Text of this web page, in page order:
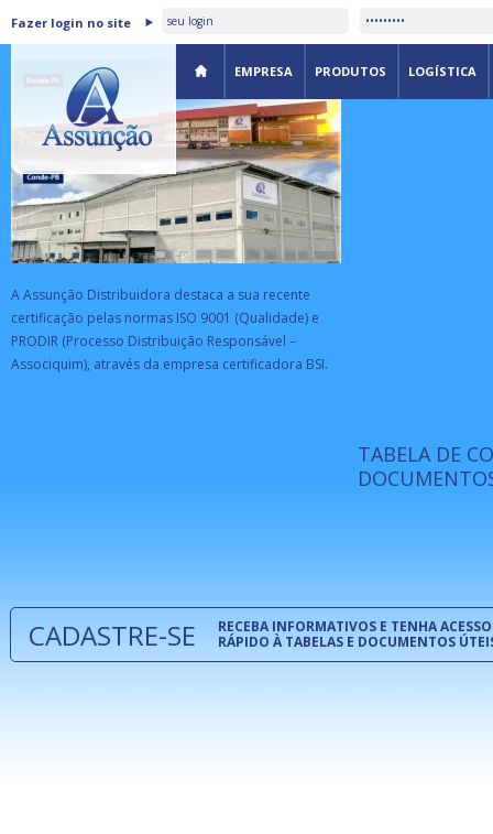
Fazer login no site
EMPRESA PRODUTOS LOGÍSTICA
ASSUNÇÃO DISTRIBUIDORA É
CERTIFICADA PELA BSI
A Assunção Distribuidora destaca a sua recente
certificação pelas normas ISO 9001 (Qualidade) e
PRODIR (Processo Distribuição Responsável –
Associquim), através da empresa certificadora BSI.
ISO 9001:
A
TABELA DE
CADASTRE-SE
RECEBA INFORMATIVOS E TENHA ACESSO
RÁPIDO À TABELAS E DOCUMENTOS